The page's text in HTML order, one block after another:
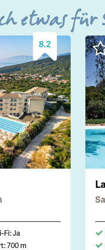
etwas für
8.2
Fi: Ja
700 m